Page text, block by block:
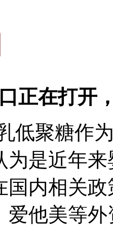
正在打开
聚糖作为
为是近年
国内相关
爱他美等